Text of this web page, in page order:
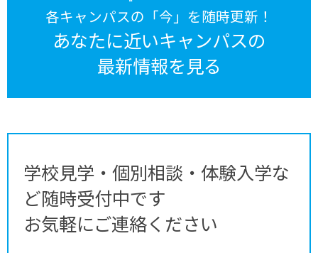
各キャンパスの「今」を随時更新！
あなたに近いキャンパスの
最新情報を見る
学校見学・個別相談・体験入学な
ど随時受付中です
お気軽にご連絡ください